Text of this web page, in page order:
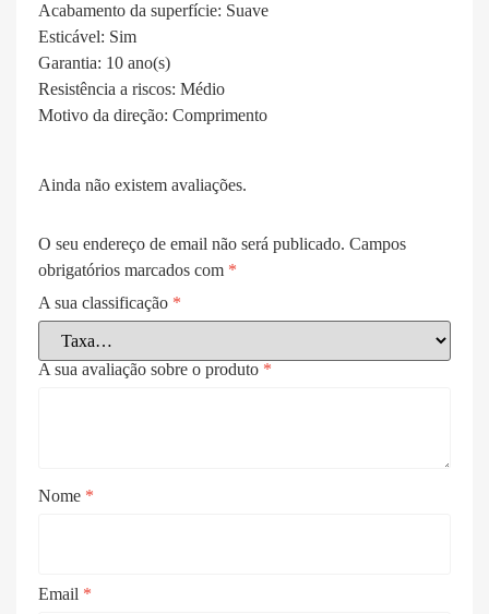
Acabamento da superfície: Suave
Esticável: Sim
Garantia: 10 ano(s)
Resistência a riscos: Médio
Motivo da direção: Comprimento
Ainda não existem avaliações.
O seu endereço de email não será publicado. Campos
obrigatórios marcados com *
A sua classificação *
A sua avaliação sobre o produto *
Nome *
Email *